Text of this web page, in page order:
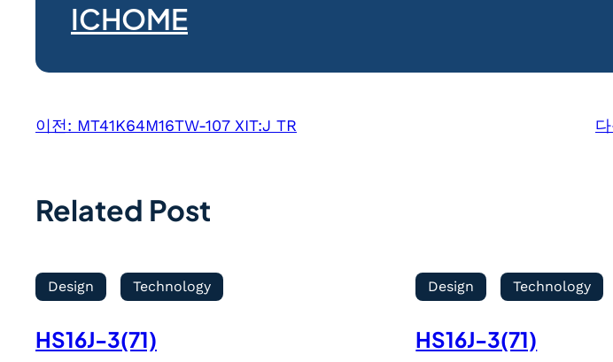
ICHOME
이전: MT41K64M16TW-107 XIT:J TR
Related Post
Design Technology
HS16J-3(71)
Design Technology
HS16J-3(71)